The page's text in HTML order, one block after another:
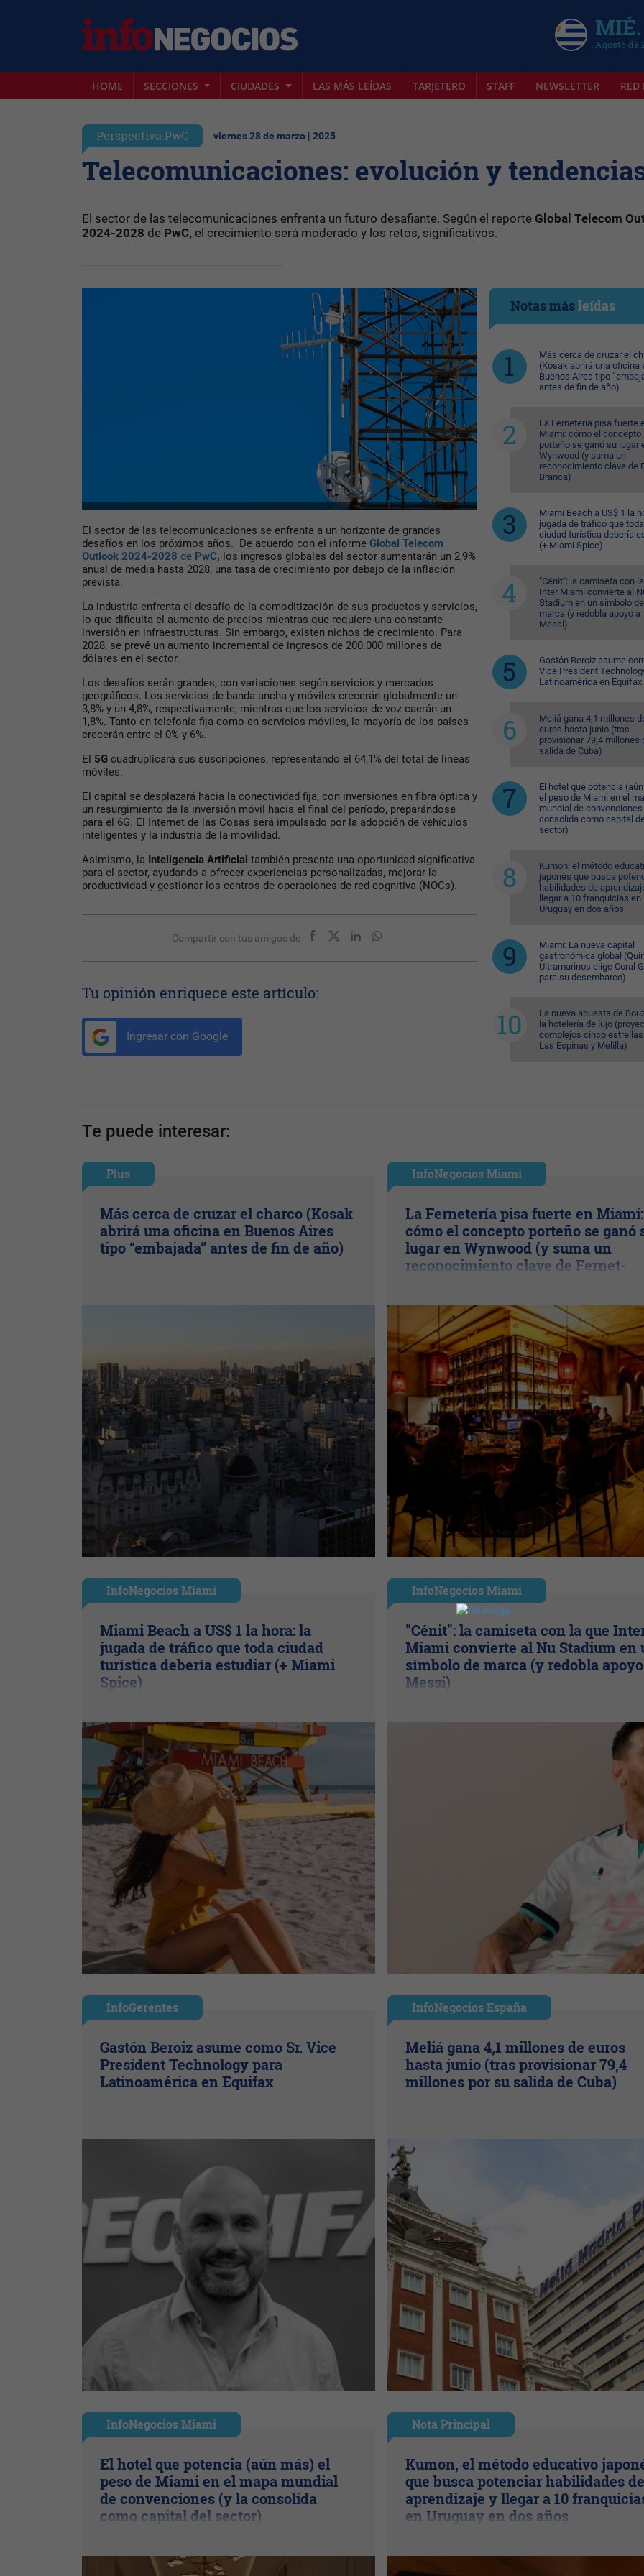
Agosto de
HOME SECCIONES CIUDADES LAS MÁS LEÍDAS TARJETERO STAFF NEWSLETTER RED
Perspectiva PwC viernes 28 de marzo | 2025
Telecomunicaciones: evolución y
El sector de las telecomunicaciones enfrenta un futuro desafiante. Según el reporte Global Telecom
2024-2028 de PwC, el crecimiento será moderado y los retos, significativos.
El sector de las telecomunicaciones se enfrenta a un horizonte de grandes
desafíos en los próximos años. De acuerdo con el informe Global Telecom
Outlook 2024-2028 de PwC, los ingresos globales del sector aumentarán un 2,9%
anual de media hasta 2028, una tasa de crecimiento por debajo de la inflación
prevista.
La industria enfrenta el desafío de la comoditización de sus productos y servicios,
lo que dificulta el aumento de precios mientras que requiere una constante
inversión en infraestructuras. Sin embargo, existen nichos de crecimiento. Para
2028, se prevé un aumento incremental de ingresos de 200.000 millones de
dólares en el sector.
Los desafíos serán grandes, con variaciones según servicios y mercados
geográficos. Los servicios de banda ancha y móviles crecerán globalmente un
3,8% y un 4,8%, respectivamente, mientras que los servicios de voz caerán un
1,8%. Tanto en telefonía fija como en servicios móviles, la mayoría de los países
crecerán entre el 0% y 6%.
El 5G cuadruplicará sus suscripciones, representando el 64,1% del total de líneas
móviles.
El capital se desplazará hacia la conectividad fija, con inversiones en fibra óptica y
un resurgimiento de la inversión móvil hacia el final del período, preparándose
para el 6G. El Internet de las Cosas será impulsado por la adopción de vehículos
inteligentes y la industria de la movilidad.
Asimismo, la Inteligencia Artificial también presenta una oportunidad significativa
para el sector, ayudando a ofrecer experiencias personalizadas, mejorar la
productividad y gestionar los centros de operaciones de red cognitiva (NOCs).
Compartir con tus amigos de
Tu opinión enriquece este artículo:
Ingresar con Google
Notas másleídas
Más cerca de cruzar el
(Kosak abrirá una oficina
Buenos Aires tipo
antes de fin de año)
La Fernetería pisa fuerte
Miami: cómo el concepto
porteño se ganó su lugar
Wynwood (y suma un
reconocimiento clave de
Branca)
Miami Beach a US$ 1 la
jugada de tráfico que toda
ciudad turística debería
(+ Miami Spice)
"Cénit": la camiseta con
Inter Miami convierte al
Stadium en un símbolo de
marca (y redobla apoyo a
Messi)
Gastón Beroiz asume
Vice President
Latinoamérica en Equifax
Meliá gana 4,1 millones
euros hasta junio (tras
provisionar 79,4 millones
salida de Cuba)
El hotel que potencia
el peso de Miami en el
mundial de convenciones
consolida como capital
sector)
Kumon, el método
japonés que busca
habilidades de
llegar a 10 franquicias en
Uruguay en dos años
Miami: La nueva capital
gastronómica global
Ultramarinos elige Coral
para su desembarco)
La nueva apuesta de
la hotelería de lujo
complejos cinco
Las Espinas y Melilla)
Te puede interesar:
Plus
Más cerca de cruzar el charco (Kosak
abrirá una oficina en Buenos Aires
tipo “embajada” antes de fin de año)
InfoNegocios Miami
La Fernetería pisa fuerte en Miami:
cómo el concepto porteño se ganó
lugar en Wynwood (y suma un
reconocimiento clave de Fernet-
InfoNegocios Miami
Miami Beach a US$ 1 la hora: la
jugada de tráfico que toda ciudad
turística debería estudiar (+ Miami
Spice)
InfoNegocios Miami
"Cénit": la camiseta con la que
Miami convierte al Nu Stadium en
símbolo de marca (y redobla
Messi)
InfoGerentes
Gastón Beroiz asume como Sr. Vice
President Technology para
Latinoamérica en Equifax
InfoNegocios España
Meliá gana 4,1 millones de euros
hasta junio (tras provisionar 79,4
millones por su salida de Cuba)
InfoNegocios Miami
El hotel que potencia (aún más) el
peso de Miami en el mapa mundial
de convenciones (y la consolida
como capital del sector)
Nota Principal
Kumon, el método educativo
que busca potenciar habilidades de
aprendizaje y llegar a 10
en Uruguay en dos años